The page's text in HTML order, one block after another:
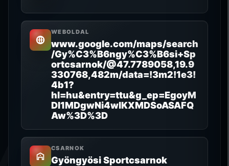
WEBOLDAL
www.google.com/maps/search
/Gy%C3%B6ngy%C3%B6si+Sp
ortcsarnok/@47.7789058,19.9
330768,482m/data=!3m2!1e3!
4b1?
hl=hu&entry=ttu&g_ep=EgoyM
DI1MDgwNi4wIKXMDSoASAFQ
Aw%3D%3D
CSARNOK
Gyöngyösi Sportcsarnok